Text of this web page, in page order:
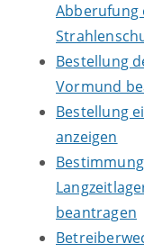
Abberufung
Bestellung
Vormund
Bestellung
anzeigen
beantragen